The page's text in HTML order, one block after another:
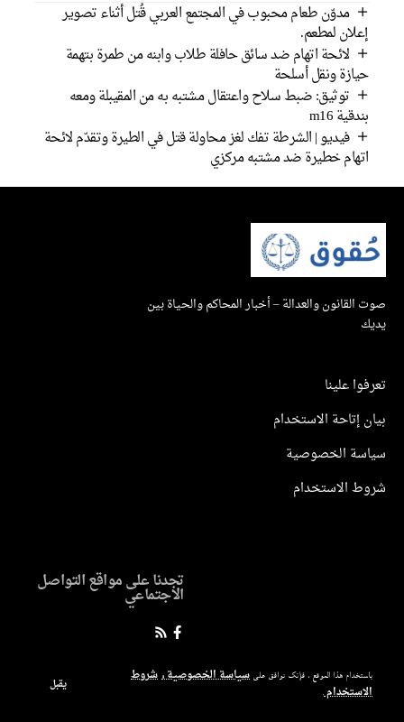
باستخدام هذا الموقع ، فإنك توافق على سياسة الخصوصيةو شروط
الاستخدام.
يقبل
مدوّن طعام محبوب في المجتمع العربي قُتل أثناء تصوير
إعلان لمطعم.
لائحة اتهام ضد سائق حافلة طلاب وابنه من طمرة بتهمة
حيازة ونقل أسلحة
توثيق: ضبط سلاح واعتقال مشتبه به من المقيبلة ومعه
بندقية m16
فيديو | الشرطة تفك لغز محاولة قتل في الطيرة وتقدّم لائحة
اتهام خطيرة ضد مشتبه مركزي
صوت القانون والعدالة – أخبار المحاكم والحياة بين
يديك
تعرفوا علينا
بيان إتاحة الاستخدام
سياسة الخصوصية
شروط الاستخدام
تجدنا على مواقع التواصل
الاجتماعي
دليلك إلى عالم القانون – أحدث الأخبار والتحليلات القانونية بين يديك